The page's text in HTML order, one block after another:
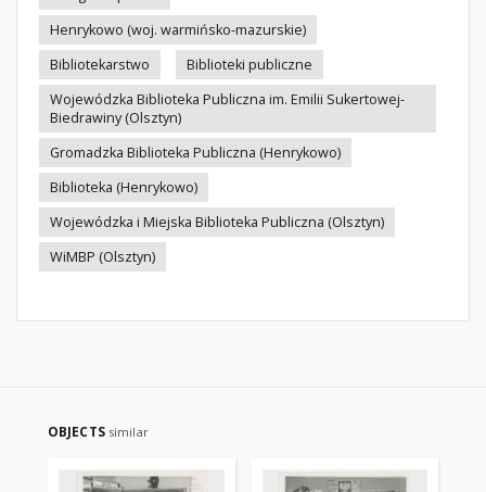
Henrykowo (woj. warmińsko-mazurskie)
Bibliotekarstwo
Biblioteki publiczne
Wojewódzka Biblioteka Publiczna im. Emilii Sukertowej-
Biedrawiny (Olsztyn)
Gromadzka Biblioteka Publiczna (Henrykowo)
Biblioteka (Henrykowo)
Wojewódzka i Miejska Biblioteka Publiczna (Olsztyn)
WiMBP (Olsztyn)
OBJECTS similar